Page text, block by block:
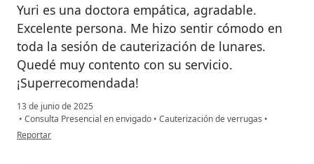
Yuri es una doctora empática, agradable.
Excelente persona. Me hizo sentir cómodo en
toda la sesión de cauterización de lunares.
Quedé muy contento con su servicio.
¡Superrecomendada!
13 de junio de 2025
• Consulta Presencial en envigado • Cauterización de verrugas •
en opinión del usuario Humberto Lozano
Reportar